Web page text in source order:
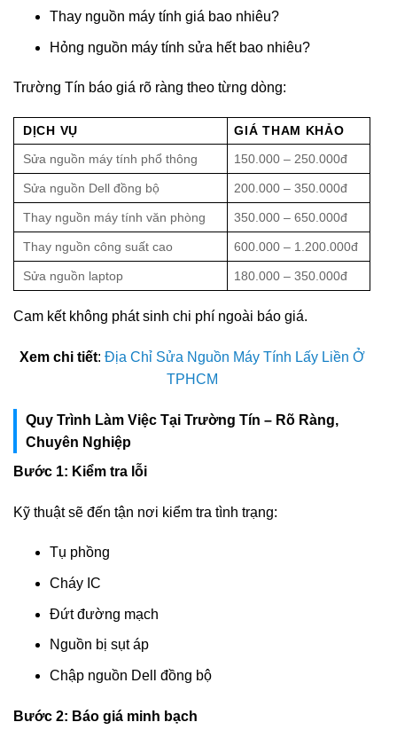
Thay nguồn máy tính giá bao nhiêu?
Hỏng nguồn máy tính sửa hết bao nhiêu?
Trường Tín báo giá rõ ràng theo từng dòng:
DỊCH VỤ
GIÁ THAM KHẢO
Sửa nguồn máy tính phổ thông
150.000 – 250.000đ
Sửa nguồn Dell đồng bộ 200.000 – 350.000đ
Thay nguồn máy tính văn phòng 350.000 – 650.000đ
Thay nguồn công suất cao 600.000 – 1.200.000đ
Sửa nguồn laptop 180.000 – 350.000đ
Cam kết không phát sinh chi phí ngoài báo giá.
Xem chi tiết: Địa Chỉ Sửa Nguồn Máy Tính Lấy Liền Ở
TPHCM
Quy Trình Làm Việc Tại Trường Tín – Rõ Ràng,
Chuyên Nghiệp
Bước 1: Kiểm tra lỗi
Kỹ thuật sẽ đến tận nơi kiểm tra tình trạng:
Tụ phồng
Cháy IC
Đứt đường mạch
Nguồn bị sụt áp
Chập nguồn Dell đồng bộ
Bước 2: Báo giá minh bạch